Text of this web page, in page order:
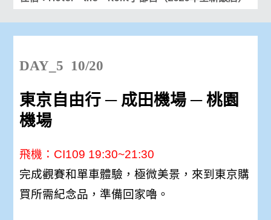
DAY_5 10/20
東京自由行 ─ 成田機場 ─ 桃園
機場
飛機：CI109 19:30~21:30
完成觀賽和單車體驗，極微美景，來到東京購
買所需紀念品，準備回家嚕。